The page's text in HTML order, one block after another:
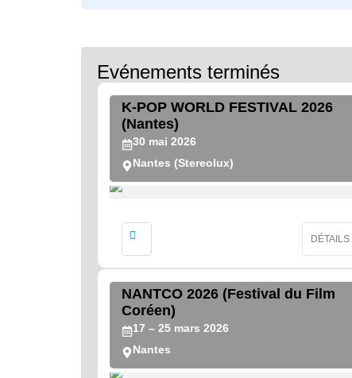
Evénements terminés
K-POP WORLD FESTIVAL 2026
(Nantes)
30 mai 2026
Nantes (Stereolux)
DÉTAILS
NANTCO 2026 (Festival du Film
Coréen)
17 – 25 mars 2026
Nantes